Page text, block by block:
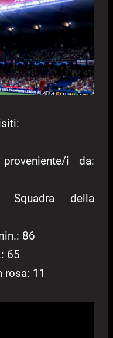
i da:
della
86
65
rosa: 11